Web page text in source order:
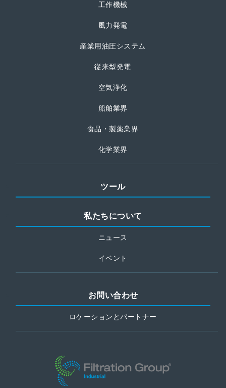
工作機械
風力発電
産業用油圧システム
従来型発電
空気浄化
船舶業界
食品・製薬業界
化学業界
ツール
私たちについて
ニュース
イベント
お問い合わせ
ロケーションとパートナー